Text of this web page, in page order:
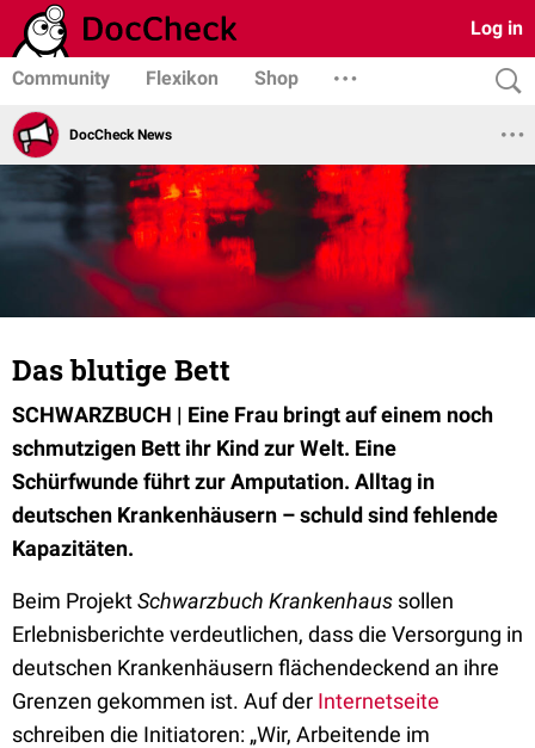
Log in
Community Flexikon Shop
DocCheck News
Das blutige Bett
SCHWARZBUCH | Eine Frau bringt auf einem noch
schmutzigen Bett ihr Kind zur Welt. Eine
Schürfwunde führt zur Amputation. Alltag in
deutschen Krankenhäusern – schuld sind fehlende
Kapazitäten.
Beim ProjektSchwarzbuch Krankenhaus sollen
Erlebnisberichte verdeutlichen, dass die Versorgung in
deutschen Krankenhäusern flächendeckend an ihre
Grenzen gekommen ist. Auf der Internetseite
schreiben die Initiatoren: „Wir, Arbeitende im